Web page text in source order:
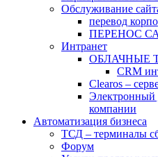
Обслуживание
перевод
ПЕРЕНОС
Интранет
ОБЛАЧНЫЕ
CRM
Сlearos –
Электронный
компании
Автоматизация бизнеса
ТСД – терминалы
Форум